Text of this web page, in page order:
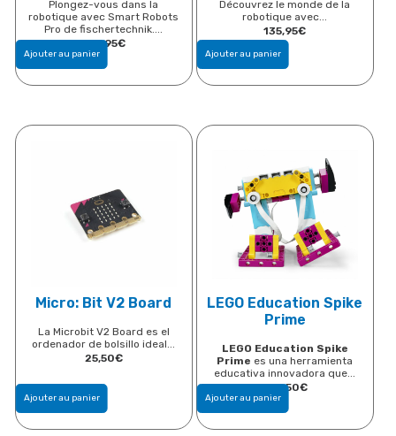
Plongez-vous dans la
robotique avec Smart Robots
Pro de fischertechnik....
180,95€
Ajouter au panier
Découvrez le monde de la
robotique avec...
135,95€
Ajouter au panier
Micro: Bit V2 Board
La Microbit V2 Board es el
ordenador de bolsillo ideal...
25,50€
Ajouter au panier
LEGO Education Spike
Prime
LEGO Education Spike
Prime es una herramienta
educativa innovadora que...
485,50€
Ajouter au panier